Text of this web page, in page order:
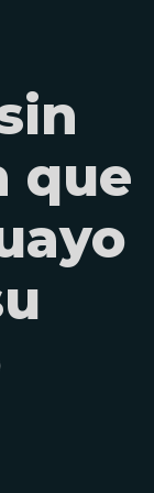
que